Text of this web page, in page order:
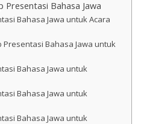
Bahasa Jawa
Bahasa Jawa untuk Acara
Bahasa Jawa untuk
Bahasa Jawa untuk
Bahasa Jawa untuk
Bahasa Jawa untuk